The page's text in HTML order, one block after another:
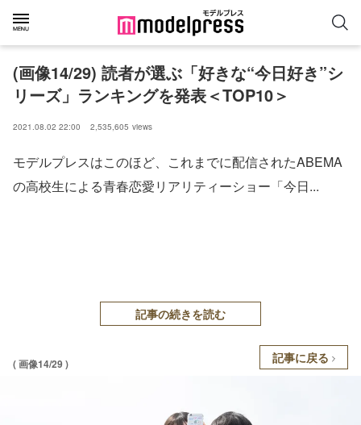
(画像14/29) 読者が選ぶ「好きな“今日好き”シ
リーズ」ランキングを発表＜TOP10＞
2021.08.02 22:00 2,535,605 views
モデルプレスはこのほど、これまでに配信されたABEMA
の高校生による青春恋愛リアリティーショー「今日...
記事の続きを読む
( 画像14/29 ) 記事に戻る